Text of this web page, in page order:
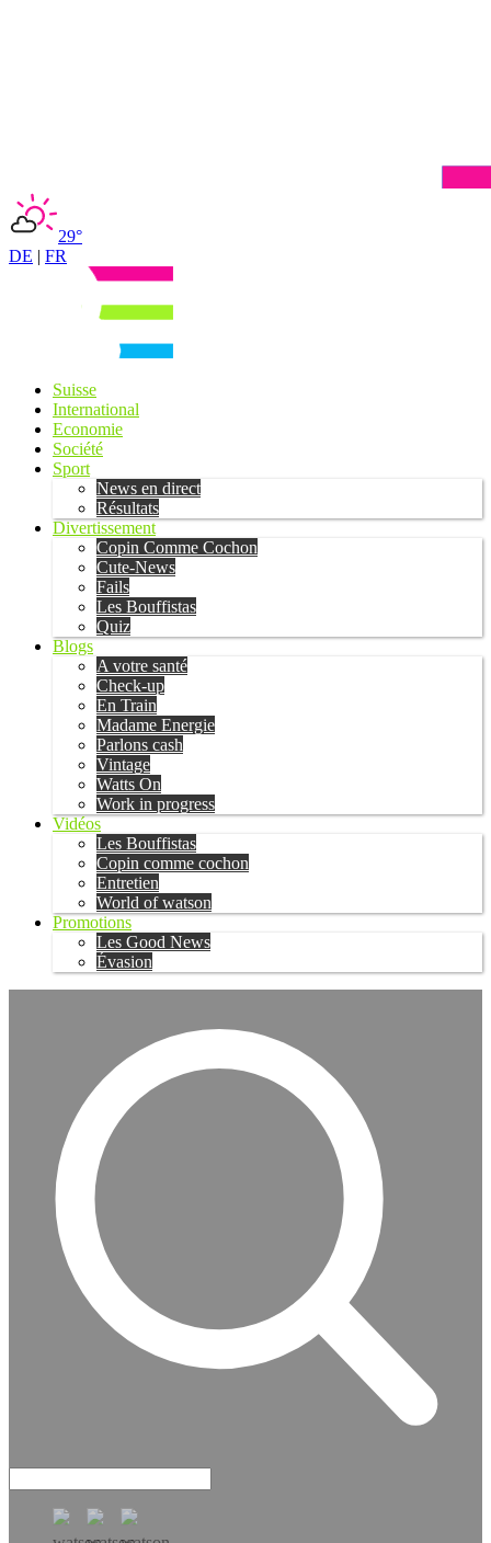
29°
DE | FR
Suisse
International
Economie
Société
Sport
News en direct
Résultats
Divertissement
Copin Comme Cochon
Cute-News
Fails
Les Bouffistas
Quiz
Blogs
A votre santé
Check-up
En Train
Madame Energie
Parlons cash
Vintage
Watts On
Work in progress
Vidéos
Les Bouffistas
Copin comme cochon
Entretien
World of watson
Promotions
Les Good News
Évasion